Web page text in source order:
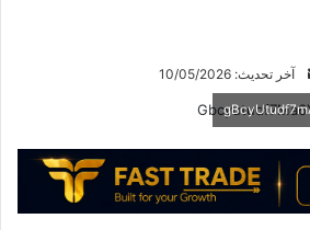
س
ل
ر
آخر تحديث: 10/05/2026